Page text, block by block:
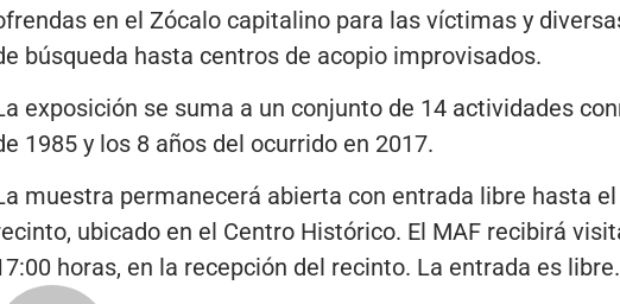
en el Zócalo capitalino para las víctimas y
búsqueda hasta centros de acopio improvisados.
exposición se suma a un conjunto de 14 actividades
1985 y los 8 años del ocurrido en 2017.
muestra permanecerá abierta con entrada libre hasta
ubicado en el Centro Histórico. El MAF recibirá
horas, en la recepción del recinto. La entrada es libre.